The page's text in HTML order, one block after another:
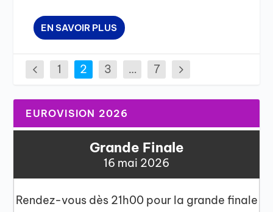
EN SAVOIR PLUS
1 2 3 … 7
EUROVISION 2026
Grande Finale
16 mai 2026
Rendez-vous dès 21h00 pour la grande finale